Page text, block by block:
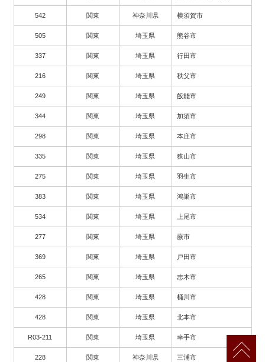
542 関東 神奈川県 横須賀市
505 関東 埼玉県 熊谷市
337 関東 埼玉県 行田市
216 関東 埼玉県 秩父市
249 関東 埼玉県 飯能市
344 関東 埼玉県 加須市
298 関東 埼玉県 本庄市
335 関東 埼玉県 狭山市
275 関東 埼玉県 羽生市
383 関東 埼玉県 鴻巣市
534 関東 埼玉県 上尾市
277 関東 埼玉県 蕨市
369 関東 埼玉県 戸田市
265 関東 埼玉県 志木市
428 関東 埼玉県 桶川市
428 関東 埼玉県 北本市
R03-211 関東 埼玉県 幸手市
228 関東 神奈川県 三浦市